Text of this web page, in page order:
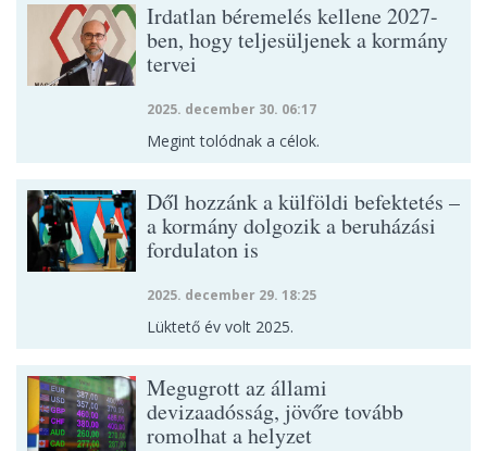
Irdatlan béremelés kellene 2027-
ben, hogy teljesüljenek a kormány
tervei
2025. december 30. 06:17
Megint tolódnak a célok.
Dől hozzánk a külföldi befektetés –
a kormány dolgozik a beruházási
fordulaton is
2025. december 29. 18:25
Lüktető év volt 2025.
Megugrott az állami
devizaadósság, jövőre tovább
romolhat a helyzet